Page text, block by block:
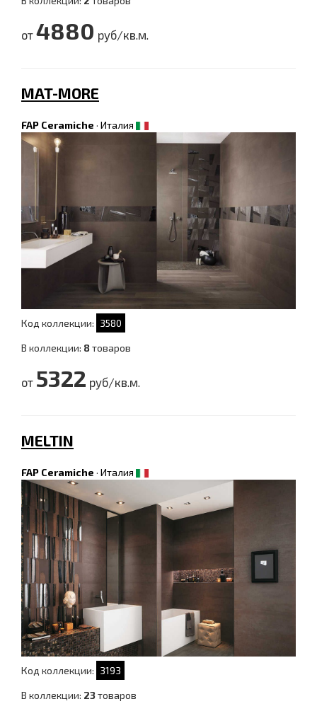
от 4880 руб/кв.м.
MAT-MORE
FAP Ceramiche · Италия
Код коллекции: 3580
В коллекции: 8товаров
от 5322 руб/кв.м.
MELTIN
FAP Ceramiche · Италия
Код коллекции: 3193
В коллекции: 23товаров